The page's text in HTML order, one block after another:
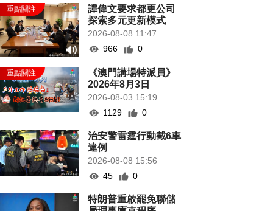
譚偉文要求都更公司
探索多元更新模式
2026-08-08 11:47
966
0
《澳門講場特派員》
2026年8月3日
2026-08-03 15:19
1129
0
治安警雷霆行動截6車
違例
2026-08-08 15:56
45
0
特朗普重啟罷免聯儲